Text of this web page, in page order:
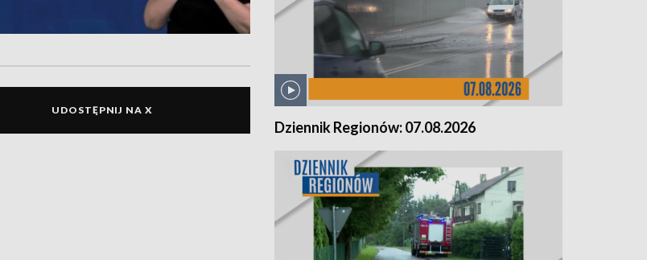
UDOSTĘPNIJ NA X
Dziennik Regionów: 07.08.2026